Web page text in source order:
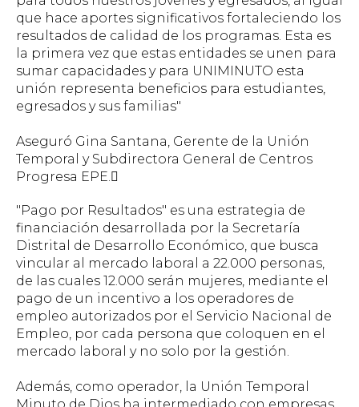
que hace aportes significativos fortaleciendo los
resultados de calidad de los programas. Esta es
la primera vez que estas entidades se unen para
sumar capacidades y para UNIMINUTO esta
unión representa beneficios para estudiantes,
egresados y sus familias"
Aseguró Gina Santana, Gerente de la Unión
Temporal y Subdirectora General de Centros
Progresa EPE.
"Pago por Resultados" es una estrategia de
financiación desarrollada por la Secretaría
Distrital de Desarrollo Económico, que busca
vincular al mercado laboral a 22.000 personas,
de las cuales 12.000 serán mujeres, mediante el
pago de un incentivo a los operadores de
empleo autorizados por el Servicio Nacional de
Empleo, por cada persona que coloquen en el
mercado laboral y no solo por la gestión.
Además, como operador, la Unión Temporal